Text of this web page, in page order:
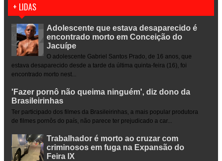
+ LIDAS
Adolescente que estava desaparecido é
encontrado morto em Conceição do
Jacuípe
O adolescente Gabriel Santos Prado, de 16 anos, que
estava desaparecido desde a tarde da última quinta-feira (16), foi
encontrado morto nest...
'Fazer pornô não queima ninguém', diz dono da
Brasileirinhas
Ter participado dos filmes da Brasileirinhas, a mais popular produtora
de filmes pornôs do país, não parece ter prejudicado a car...
Trabalhador é morto ao cruzar com
criminosos em fuga na Expansão do
Feira IX